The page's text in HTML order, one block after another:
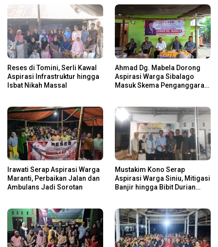
Reses di Tomini, Serli Kawal
Aspirasi Infrastruktur hingga
Isbat Nikah Massal
Ahmad Dg. Mabela Dorong
Aspirasi Warga Sibalago
Masuk Skema Penganggaran
Irawati Serap Aspirasi Warga
Maranti, Perbaikan Jalan dan
Ambulans Jadi Sorotan
Mustakim Kono Serap
Aspirasi Warga Siniu, Mitigasi
Banjir hingga Bibit Durian